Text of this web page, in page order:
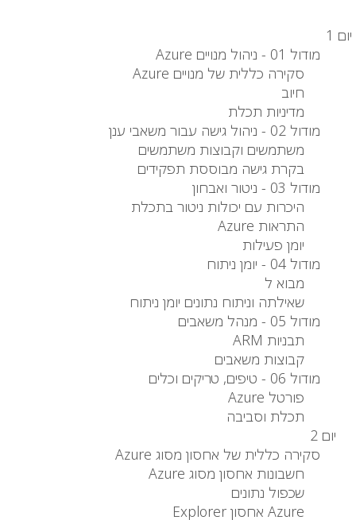
יום 1
מודול 01 - ניהול מנויים Azure
סקירה כללית של מנויים Azure
חיוב
מדיניות תכלת
מודול 02 - ניהול גישה עבור משאבי ענן
משתמשים וקבוצות משתמשים
בקרת גישה מבוססת תפקידים
מודול 03 - ניטור ואבחון
היכרות עם יכולות ניטור בתכלת
התראות Azure
יומן פעילות
מודול 04 - יומן ניתוח
מבוא ל
שאילתה וניתוח נתונים יומן ניתוח
מודול 05 - מנהל משאבים
תבניות ARM
קבוצות משאבים
מודול 06 - טיפים, טריקים וכלים
פורטל Azure
תכלת וסביבה
יום 2
סקירה כללית של אחסון מסוג Azure
חשבונות אחסון מסוג Azure
שכפול נתונים